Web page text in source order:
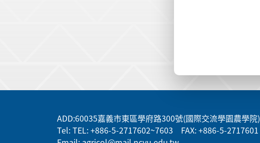
ADD:60035嘉義市東區學府路300號(國際交流學園農學院)
Tel: TEL: +886-5-2717602~7603 FAX: +886-5-2717601